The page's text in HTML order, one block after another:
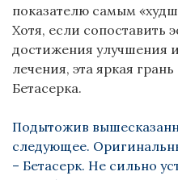
показателю самым
Хотя, если сопоставить
достижения улучшения
лечения, эта яркая
Бетасерка.
Подытожив
следующее.
– Бетасерк. Не сильно